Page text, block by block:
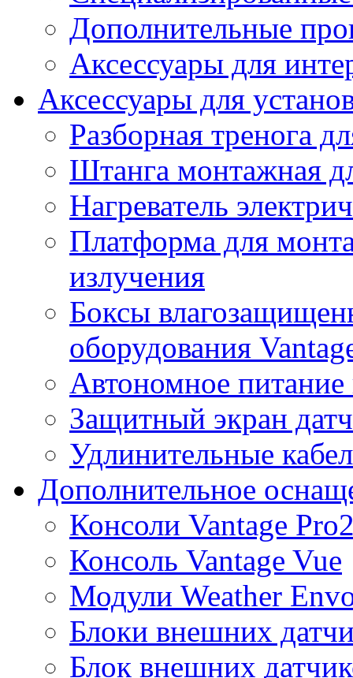
Дополнительные
Аксессуары для
Аксессуары для
Разборная тренога
Штанга монтажная
Нагреватель
Платформа для
излучения
Боксы
оборудования
Автономное питание
Защитный экран
Удлинительные
Дополнительное
Консоли Vantage
Консоль Vantage Vue
Модули Weather
Блоки внешних
Блок внешних